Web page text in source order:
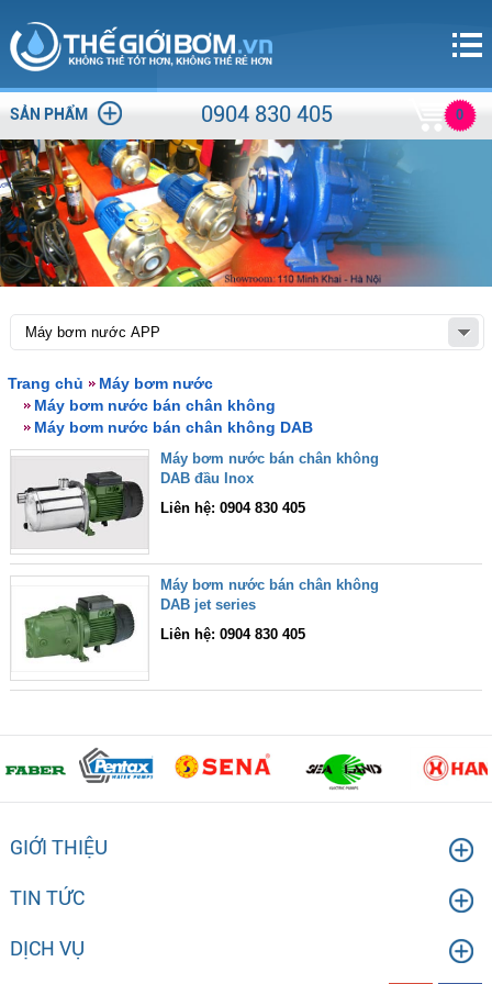
SẢN PHẨM 0904 830 405 0
Trang chủ
Máy bơm nước
Máy bơm nước bán chân không
Máy bơm nước bán chân không DAB
Máy bơm nước bán chân không
DAB đầu Inox
Liên hệ: 0904 830 405
Máy bơm nước bán chân không
DAB jet series
Liên hệ: 0904 830 405
GIỚI THIỆU
TIN TỨC
DỊCH VỤ